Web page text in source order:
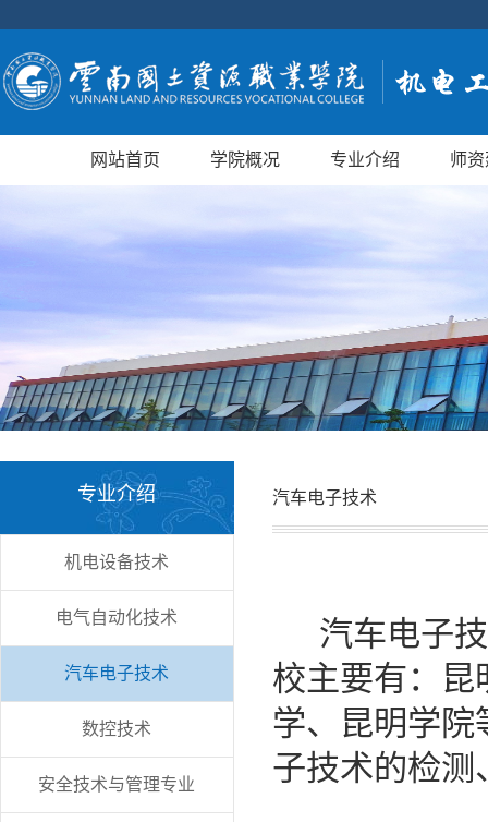
网站首页 学院概况 专业介绍 师
专业介绍
机电设备技术
电气自动化技术
汽车电子技术
数控技术
安全技术与管理专业
汽车电子技术
汽车电子
校主要有：昆
学、昆明学院
子技术的检测